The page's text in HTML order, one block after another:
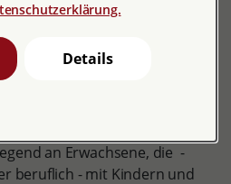
für Kinder und
und gefordert, wenn es um
an Erwachsene, die -
beruflich - mit Kindern und
Details